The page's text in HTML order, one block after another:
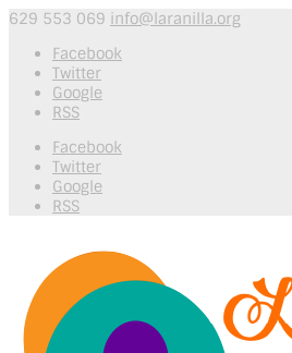
629 553 069 info@laranilla.org
Facebook
Twitter
Google
RSS
Facebook
Twitter
Google
RSS